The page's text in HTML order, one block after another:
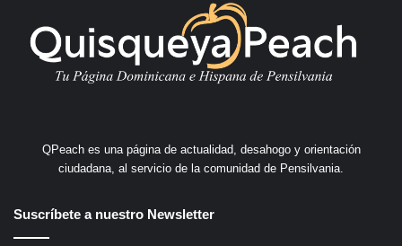
QPeach es una página de actualidad, desahogo y orientación
ciudadana, al servicio de la comunidad de Pensilvania.
Suscríbete a nuestro Newsletter